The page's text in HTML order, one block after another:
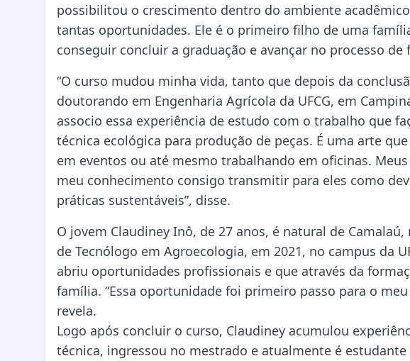
possibilitou o crescimento dentro do ambiente
tantas oportunidades. Ele é o primeiro filho de uma
conseguir concluir a graduação e avançar no processo de
“O curso mudou minha vida, tanto que depois da
doutorando em Engenharia Agrícola da UFCG, em
associo essa experiência de estudo com o trabalho que
técnica ecológica para produção de peças. É uma arte
em eventos ou até mesmo trabalhando em oficinas.
meu conhecimento consigo transmitir para eles como
práticas sustentáveis”, disse.
O jovem Claudiney Inô, de 27 anos, é natural de
de Tecnólogo em Agroecologia, em 2021, no campus da
abriu oportunidades profissionais e que através da
família. “Essa oportunidade foi primeiro passo para o
revela.
Logo após concluir o curso, Claudiney acumulou
técnica, ingressou no mestrado e atualmente é